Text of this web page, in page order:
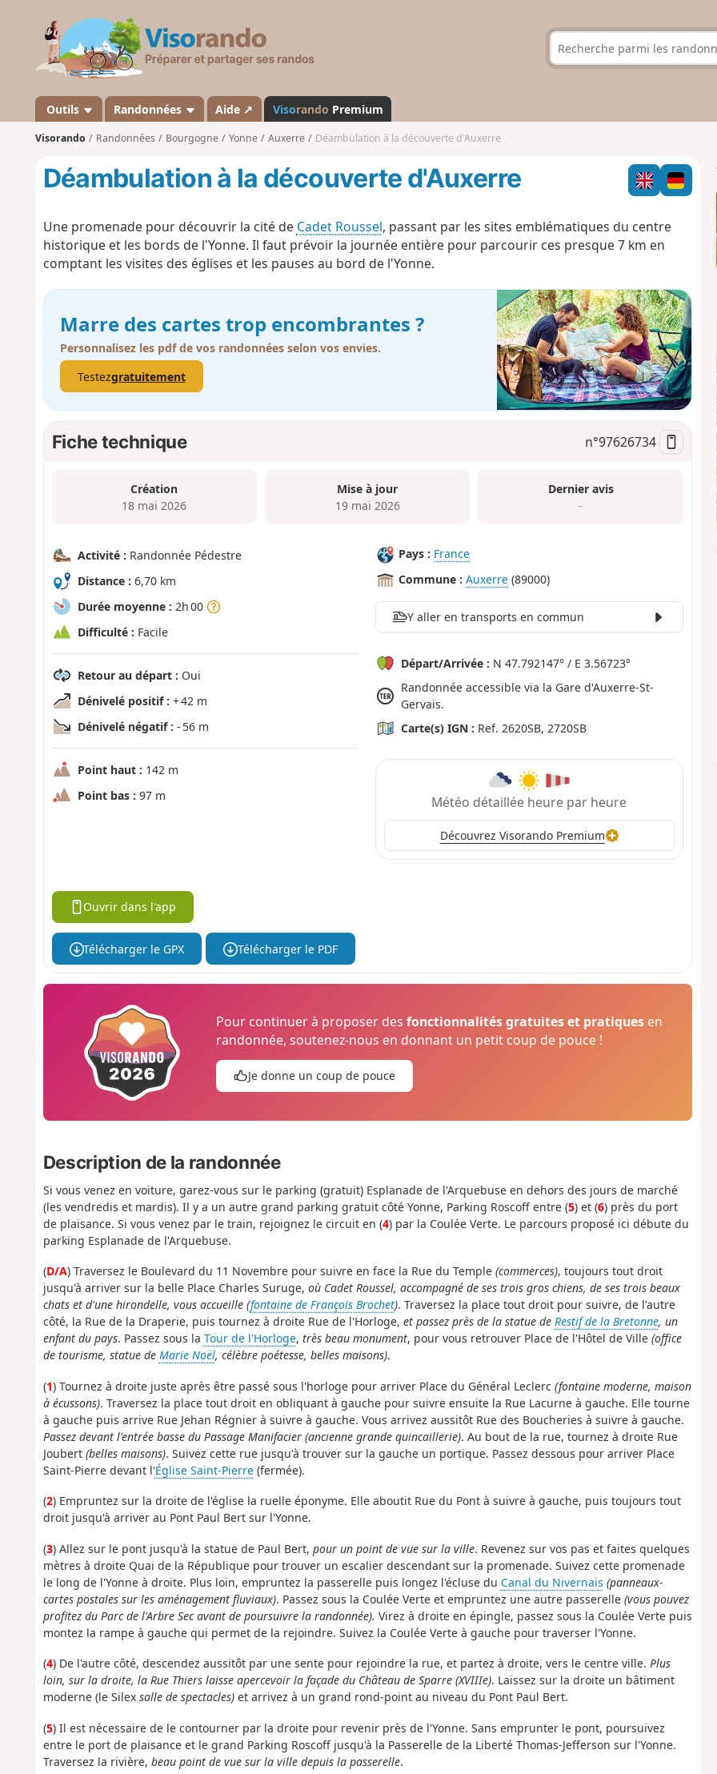
s
a
n
d
Outils Randonnées Aide ↗ Visorando Premium
Visorando Randonnées Bourgogne Yonne Auxerre Déambulation à la découverte d'Auxerre
Déambulation à la découverte d'Auxerre
Une promenade pour découvrir la cité de Cadet Roussel, passant par les sites emblématiques du centre
historique et les bords de l'Yonne. Il faut prévoir la journée entière pour parcourir ces presque 7 km en
comptant les visites des églises et les pauses au bord de l'Yonne.
Marre des cartes trop encombrantes ?
Personnalisez les pdf de vos randonnées selon vos envies.
Testezgratuitement
Fiche technique n°97626734
Création
18 mai 2026
Mise à jour
19 mai 2026
Dernier avis
–
Activité : Randonnée Pédestre
Distance : 6,70 km
Durée moyenne : 2h 00
Difficulté : Facile
Retour au départ : Oui
Dénivelé positif : + 42 m
Dénivelé négatif : - 56 m
Point haut : 142 m
Point bas : 97 m
Pays : France
Commune : Auxerre (89000)
Y aller en transports en commun
Départ/Arrivée : N 47.792147° / E 3.56723°
Randonnée accessible via la Gare d'Auxerre-St-
Gervais.
Carte(s) IGN : Ref. 2620SB, 2720SB
Météo détaillée heure par heure
Découvrez Visorando Premium
Ouvrir dans l'app
Télécharger le GPX Télécharger le PDF
Pour continuer à proposer desfonctionnalités gratuites et pratiques en
randonnée, soutenez-nous en donnant un petit coup de pouce !
Je donne un coup de pouce
Description de la randonnée
Si vous venez en voiture, garez-vous sur le parking (gratuit) Esplanade de l'Arquebuse en dehors des jours de marché
(les vendredis et mardis). Il y a un autre grand parking gratuit côté Yonne, Parking Roscoff entre (5) et (6) près du port
de plaisance. Si vous venez par le train, rejoignez le circuit en (4) par la Coulée Verte. Le parcours proposé ici débute du
parking Esplanade de l'Arquebuse.
(D/A) Traversez le Boulevard du 11 Novembre pour suivre en face la Rue du Temple (commerces), toujours tout droit
jusqu'à arriver sur la belle Place Charles Suruge, où Cadet Roussel, accompagné de ses trois gros chiens, de ses trois beaux
chats et d'une hirondelle, vous accueille (fontaine de François Brochet). Traversez la place tout droit pour suivre, de l'autre
côté, la Rue de la Draperie, puis tournez à droite Rue de l'Horloge, et passez près de la statue de Restif de la Bretonne, un
enfant du pays. Passez sous la Tour de l'Horloge, très beau monument, pour vous retrouver Place de l'Hôtel de Ville (office
de tourisme, statue de Marie Noël, célèbre poétesse, belles maisons).
(1) Tournez à droite juste après être passé sous l'horloge pour arriver Place du Général Leclerc (fontaine moderne, maison
à écussons). Traversez la place tout droit en obliquant à gauche pour suivre ensuite la Rue Lacurne à gauche. Elle tourne
à gauche puis arrive Rue Jehan Régnier à suivre à gauche. Vous arrivez aussitôt Rue des Boucheries à suivre à gauche.
Passez devant l'entrée basse du Passage Manifacier (ancienne grande quincaillerie). Au bout de la rue, tournez à droite Rue
Joubert (belles maisons). Suivez cette rue jusqu'à trouver sur la gauche un portique. Passez dessous pour arriver Place
Saint-Pierre devant l'Église Saint-Pierre(fermée).
(2) Empruntez sur la droite de l'église la ruelle éponyme. Elle aboutit Rue du Pont à suivre à gauche, puis toujours tout
droit jusqu'à arriver au Pont Paul Bert sur l'Yonne.
(3) Allez sur le pont jusqu'à la statue de Paul Bert, pour un point de vue sur la ville. Revenez sur vos pas et faites quelques
mètres à droite Quai de la République pour trouver un escalier descendant sur la promenade. Suivez cette promenade
le long de l'Yonne à droite. Plus loin, empruntez la passerelle puis longez l'écluse du Canal du Nivernais (panneaux-
cartes postales sur les aménagement fluviaux). Passez sous la Coulée Verte et empruntez une autre passerelle (vous pouvez
profitez du Parc de l'Arbre Sec avant de poursuivre la randonnée). Virez à droite en épingle, passez sous la Coulée Verte puis
montez la rampe à gauche qui permet de la rejoindre. Suivez la Coulée Verte à gauche pour traverser l'Yonne.
(4) De l'autre côté, descendez aussitôt par une sente pour rejoindre la rue, et partez à droite, vers le centre ville. Plus
loin, sur la droite, la Rue Thiers laisse apercevoir la façade du Château de Sparre (XVIIIe). Laissez sur la droite un bâtiment
moderne (le Silex salle de spectacles) et arrivez à un grand rond-point au niveau du Pont Paul Bert.
(5) Il est nécessaire de le contourner par la droite pour revenir près de l'Yonne. Sans emprunter le pont, poursuivez
entre le port de plaisance et le grand Parking Roscoff jusqu'à la Passerelle de la Liberté Thomas-Jefferson sur l'Yonne.
Traversez la rivière, beau point de vue sur la ville depuis la passerelle.